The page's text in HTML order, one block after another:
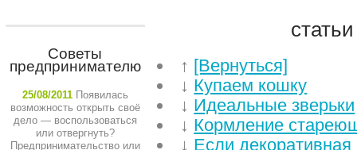
Советы
предпринимателю
25/08/2011 Появилась
возможность открыть своё
дело — воспользоваться
или отвергнуть?
Предпринимательство или
↑ [Вернуться]
↓ Купаем кошку
↓ Идеальные зверьки
↓ Кормление
↓ Если